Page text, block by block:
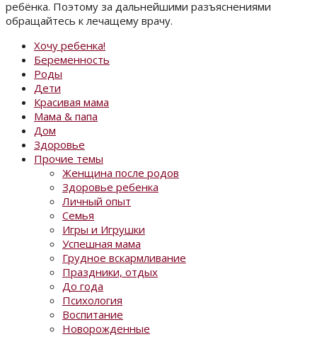
ребёнка. Поэтому за дальнейшими разъяснениями
обращайтесь к лечащему врачу.
Хочу ребенка!
Беременность
Роды
Дети
Красивая мама
Мама & папа
Дом
Здоровье
Прочие темы
Женщина после родов
Здоровье ребенка
Личный опыт
Семья
Игры и Игрушки
Успешная мама
Грудное вскармливание
Праздники, отдых
До года
Психология
Воспитание
Новорожденные